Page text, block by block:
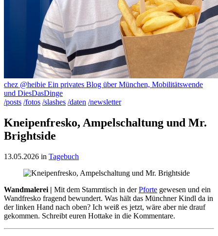
chez @heibie Ein privates Blog über München, Mobilitätswende
und DiesDasDinge
/posts /fotos /slashes /daten /newsletter
Kneipenfresko, Ampelschaltung und Mr.
Brightside
13.05.2026 in Tagebuch
Wandmalerei | Mit dem Stammtisch in derPforte gewesen und ein
Wandfresko fragend bewundert. Was hält das Münchner Kindl da in
der linken Hand nach oben? Ich weiß es jetzt, wäre aber nie drauf
gekommen. Schreibt euren Hottake in die Kommentare.